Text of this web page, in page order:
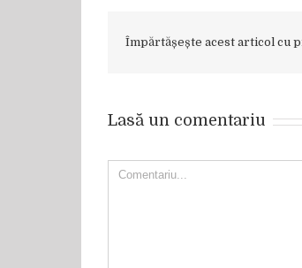
Împărtășește acest articol cu
Lasă un comentariu
Comment